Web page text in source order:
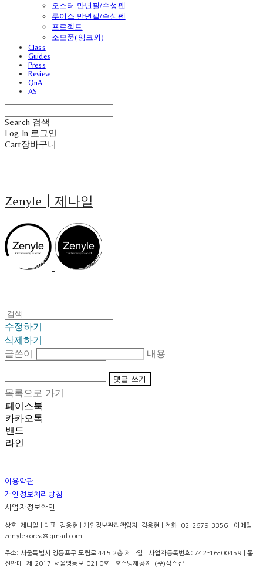
오스터 만년필/수성펜
루이스 만년필/수성펜
프로젝트
소모품(잉크외)
Class
Guides
Press
Review
QnA
AS
Search 검색
Log In 로그인
Cart장바구니
Zenyle┃제나일
수정하기
삭제하기
글쓴이
내용
댓글 쓰기
목록으로 가기
페이스북
카카오톡
밴드
라인
이용약관
개인정보처리방침
사업자정보확인
상호: 제나일 | 대표: 김용현 | 개인정보관리책임자: 김용현 | 전화: 02-2679-3356 | 이메일:
zenylekorea@gmail.com
주소: 서울특별시 영등포구 도림로 445 2층 제나일 | 사업자등록번호:742-16-00459 | 통
신판매:제 2017-서울영등포-0210호 | 호스팅제공자: (주)식스샵